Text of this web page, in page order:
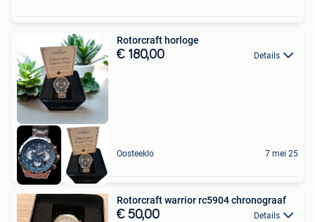
Rotorcraft horloge
€ 180,00 Details
Oosteeklo 7 mei 25
Rotorcraft warrior rc5904 chronograaf
€ 50,00 Details